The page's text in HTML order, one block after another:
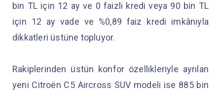
bin TL için 12 ay ve 0 faizli kredi veya 90 bin TL
için 12 ay vade ve %0,89 faiz kredi imkânıyla
dikkatleri üstüne topluyor.
Rakiplerinden üstün konfor özellikleriyle ayrılan
yeni Citroën C5 Aircross SUV modeli ise 885 bin